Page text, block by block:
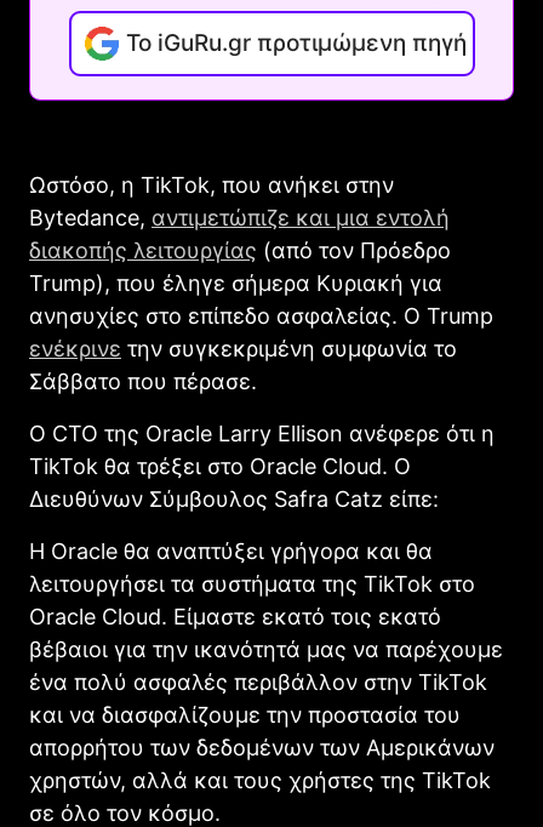
Το iGuRu.gr προτιμώμενη πηγή
Ωστόσο, η TikTok, που ανήκει στην
Bytedance, αντιμετώπιζε και μια εντολή
διακοπής λειτουργίας (από τον Πρόεδρο
Trump), που έληγε σήμερα Κυριακή για
ανησυχίες στο επίπεδο ασφαλείας. Ο Trump
ενέκρινε την συγκεκριμένη συμφωνία το
Σάββατο που πέρασε.
Ο CTO της Oracle Larry Ellison ανέφερε ότι η
TikTok θα τρέξει στο Oracle Cloud. Ο
Διευθύνων Σύμβουλος Safra Catz είπε:
Η Oracle θα αναπτύξει γρήγορα και θα
λειτουργήσει τα συστήματα της TikTok στο
Oracle Cloud. Είμαστε εκατό τοις εκατό
βέβαιοι για την ικανότητά μας να παρέχουμε
ένα πολύ ασφαλές περιβάλλον στην TikTok
και να διασφαλίζουμε την προστασία του
απορρήτου των δεδομένων των Αμερικάνων
χρηστών, αλλά και τους χρήστες της TikTok
σε όλο τον κόσμο.